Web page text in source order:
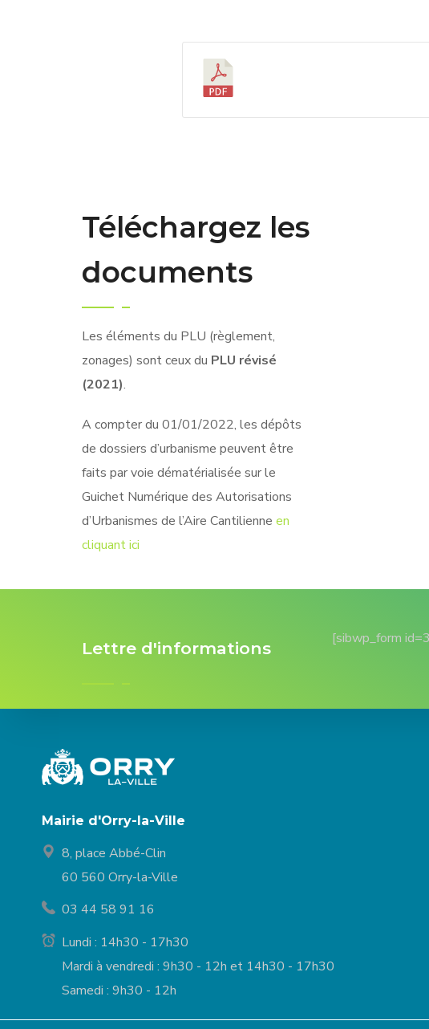
Téléchargez les
documents
Les éléments du PLU (règlement,
zonages) sont ceux du PLU révisé
(2021).
A compter du 01/01/2022, les dépôts
de dossiers d’urbanisme peuvent être
faits par voie dématérialisée sur le
Guichet Numérique des Autorisations
d’Urbanismes de l’Aire Cantilienne en
cliquant ici
Lettre d'informations [sibwp_form
Mairie d'Orry-la-Ville
8, place Abbé-Clin
60 560 Orry-la-Ville
03 44 58 91 16
Lundi : 14h30 - 17h30
Mardi à vendredi : 9h30 - 12h et 14h30 - 17h30
Samedi : 9h30 - 12h